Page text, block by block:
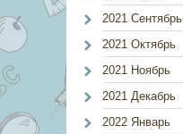
2021 Сентябрь
2021 Октябрь
2021 Ноябрь
2021 Декабрь
2022 Январь